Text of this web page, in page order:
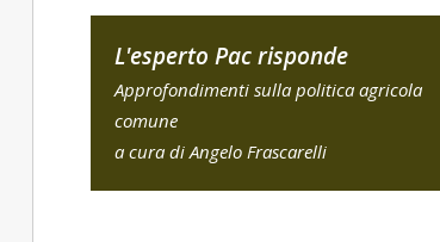
L'esperto Pac risponde
Approfondimenti sulla politica agricola
comune
a cura di Angelo Frascarelli